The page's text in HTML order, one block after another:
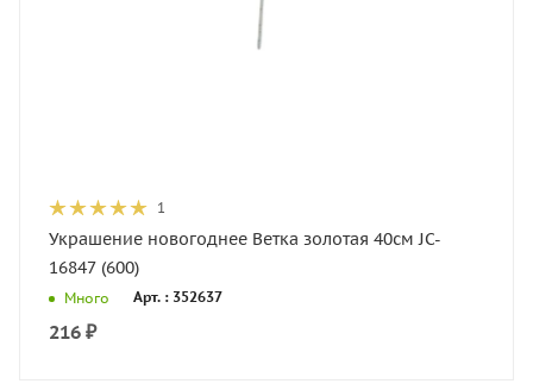
1
Украшение новогоднее Ветка золотая 40см JC-
16847 (600)
Много Арт. : 352637
216 ₽